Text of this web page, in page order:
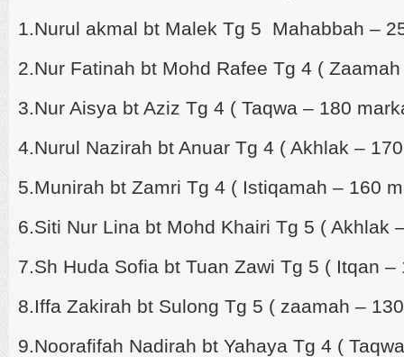
1.Nurul akmal bt Malek Tg 5 Mahabbah –
2.Nur Fatinah bt Mohd Rafee Tg 4 (
3.Nur Aisya bt Aziz Tg 4 ( Taqwa – 180
4.Nurul Nazirah bt Anuar Tg 4 ( Akhlak –
5.Munirah bt Zamri Tg 4 ( Istiqamah – 160
6.Siti Nur Lina bt Mohd Khairi Tg 5 ( Akhlak
7.Sh Huda Sofia bt Tuan Zawi Tg 5 ( Itqan –
8.Iffa Zakirah bt Sulong Tg 5 ( zaamah –
9.Noorafifah Nadirah bt Yahaya Tg 4 (